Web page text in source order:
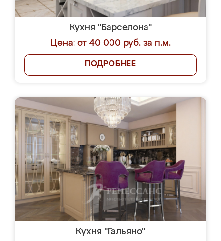
Кухня "Барселона"
Цена: от 40 000 руб. за п.м.
ПОДРОБНЕЕ
Кухня "Гальяно"